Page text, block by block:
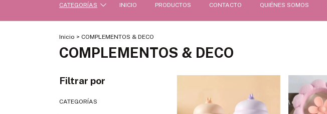
CATEGORÍAS INICIO PRODUCTOS CONTACTO QUIÉNES SOMOS
Inicio > COMPLEMENTOS & DECO
COMPLEMENTOS & DECO
Filtrar por
CATEGORÍAS